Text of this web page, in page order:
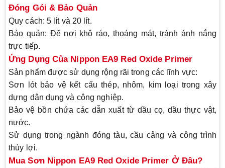
Đóng Gói & Bảo Quản
Quy cách: 5 lít và 20 lít.
Bảo quản: Để nơi khô ráo, thoáng mát, tránh ánh nắng
trực tiếp.
Ứng Dụng Của Nippon EA9 Red Oxide Primer
Sản phẩm được sử dụng rộng rãi trong các lĩnh vực:
Sơn lót bảo vệ kết cấu thép, nhôm, kim loại trong xây
dựng dân dụng và công nghiệp.
Bảo vệ bồn chứa các dẫn xuất từ dầu cọ, dầu thực vật,
nước.
Sử dụng trong ngành đóng tàu, cầu cảng và công trình
thủy lợi.
Mua Sơn Nippon EA9 Red Oxide Primer Ở Đâu?